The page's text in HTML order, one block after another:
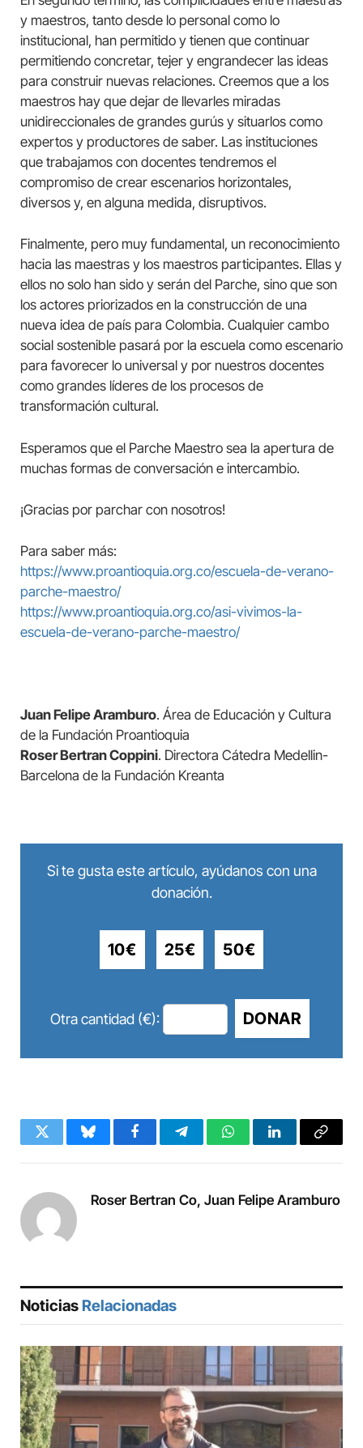
y maestros, tanto desde lo personal como lo
institucional, han permitido y tienen que continuar
permitiendo concretar, tejer y engrandecer las ideas
para construir nuevas relaciones. Creemos que a los
maestros hay que dejar de llevarles miradas
unidireccionales de grandes gurús y situarlos como
expertos y productores de saber. Las instituciones
que trabajamos con docentes tendremos el
compromiso de crear escenarios horizontales,
diversos y, en alguna medida, disruptivos.
Finalmente, pero muy fundamental, un reconocimiento
hacia las maestras y los maestros participantes. Ellas y
ellos no solo han sido y serán del Parche, sino que son
los actores priorizados en la construcción de una
nueva idea de país para Colombia. Cualquier cambo
social sostenible pasará por la escuela como escenario
para favorecer lo universal y por nuestros docentes
como grandes líderes de los procesos de
transformación cultural.
Esperamos que el Parche Maestro sea la apertura de
muchas formas de conversación e intercambio.
¡Gracias por parchar con nosotros!
Para saber más:
https://www.proantioquia.org.co/escuela-de-verano-
parche-maestro/
https://www.proantioquia.org.co/asi-vivimos-la-
escuela-de-verano-parche-maestro/
Juan Felipe Aramburo. Área de Educación y Cultura
de la Fundación Proantioquia
Roser Bertran Coppini. Directora Cátedra Medellin-
Barcelona de la Fundación Kreanta
Si te gusta este artículo, ayúdanos con una
donación.
10€ 25€ 50€
Otra cantidad (€): DONAR
Twitter BlueskyFacebookTelegramWhatsAppLinkedInCopy
Roser Bertran Co, Juan Felipe Aramburo
Noticias Relacionadas